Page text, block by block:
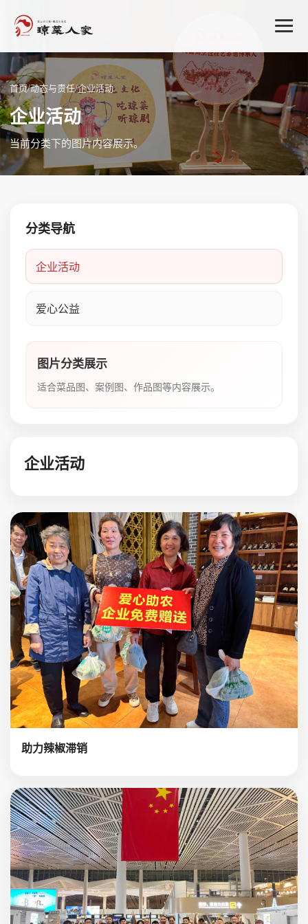
首页/动态与责任/企业活动
企业活动
当前分类下的图片内容展示。
分类导航
企业活动
爱心公益
图片分类展示
适合菜品图、案例图、作品图等内容展示。
企业活动
助力辣椒滞销